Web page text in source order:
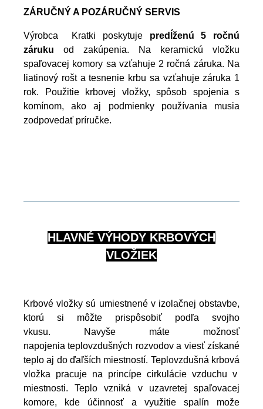
ZÁRUČNÝ A POZÁRUČNÝ SERVIS
Výrobca Kratki poskytuje predĺženú 5 ročnú
záruku od zakúpenia. Na keramickú vložku
spaľovacej komory sa vzťahuje 2 ročná záruka. Na
liatinový rošt a tesnenie krbu sa vzťahuje záruka 1
rok. Použitie krbovej vložky, spôsob spojenia s
komínom, ako aj podmienky používania musia
zodpovedať príručke.
HLAVNÉ VÝHODY KRBOVÝCH
VLOŽIEK
Krbové vložky sú umiestnené v izolačnej obstavbe,
ktorú si môžte prispôsobiť podľa svojho
vkusu. Navyše máte možnosť
napojenia teplovzdušných rozvodov a viesť získané
teplo aj do ďaľších miestností. Teplovzdušná krbová
vložka pracuje na princípe cirkulácie vzduchu v
miestnosti.
Teplo vzniká v uzavretej spaľovacej
komore, kde účinnosť a využitie spalín može